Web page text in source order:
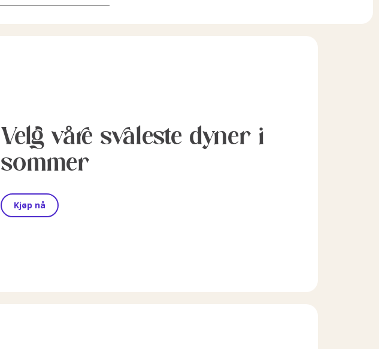
Velg våre svaleste dyner i
sommer
Kjøp nå